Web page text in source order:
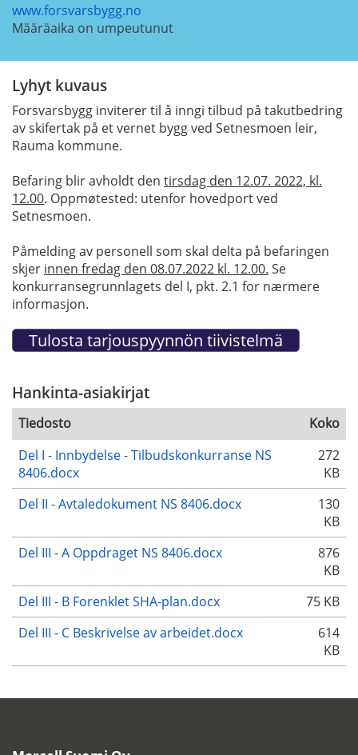
www.forsvarsbygg.no
Määräaika on umpeutunut
Lyhyt kuvaus
Forsvarsbygg inviterer til å inngi tilbud på takutbedring
av skifertak på et vernet bygg ved Setnesmoen leir,
Rauma kommune.
Befaring blir avholdt den tirsdag den 12.07. 2022, kl.
12.00. Oppmøtested: utenfor hovedport ved
Setnesmoen.
Påmelding av personell som skal delta på befaringen
skjer innen fredag den 08.07.2022 kl. 12.00. Se
konkurransegrunnlagets del I, pkt. 2.1 for nærmere
informasjon.
Hankinta-asiakirjat
Tiedosto
Koko
Del I - Innbydelse - Tilbudskonkurranse NS
8406.docx
272
KB
Del II - Avtaledokument NS 8406.docx
130
KB
Del III - A Oppdraget NS 8406.docx
876
KB
Del III - B Forenklet SHA-plan.docx
75 KB
Del III - C Beskrivelse av arbeidet.docx
614
KB